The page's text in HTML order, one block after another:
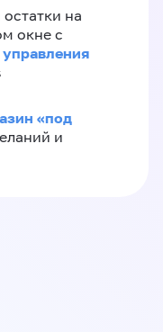
на
окне с
управления
«‎под
и